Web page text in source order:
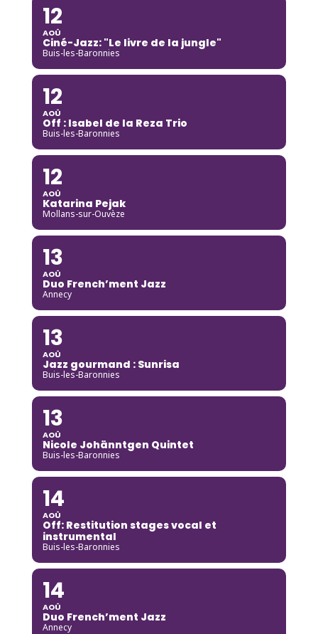
12
AOÛ
Ciné-Jazz: "Le livre de la jungle"
Buis-les-Baronnies
12
AOÛ
Off : Isabel de la Reza Trio
Buis-les-Baronnies
12
AOÛ
Katarina Pejak
Mollans-sur-Ouvèze
13
AOÛ
Duo French’ment Jazz
Annecy
13
AOÛ
Jazz gourmand : Sunrisa
Buis-les-Baronnies
13
AOÛ
Nicole Johänntgen Quintet
Buis-les-Baronnies
14
AOÛ
Off: Restitution stages vocal et
instrumental
Buis-les-Baronnies
14
AOÛ
Duo French’ment Jazz
Annecy